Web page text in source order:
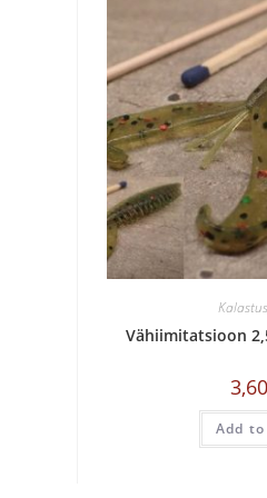
Kalastus
Vähiimitatsioon
Add